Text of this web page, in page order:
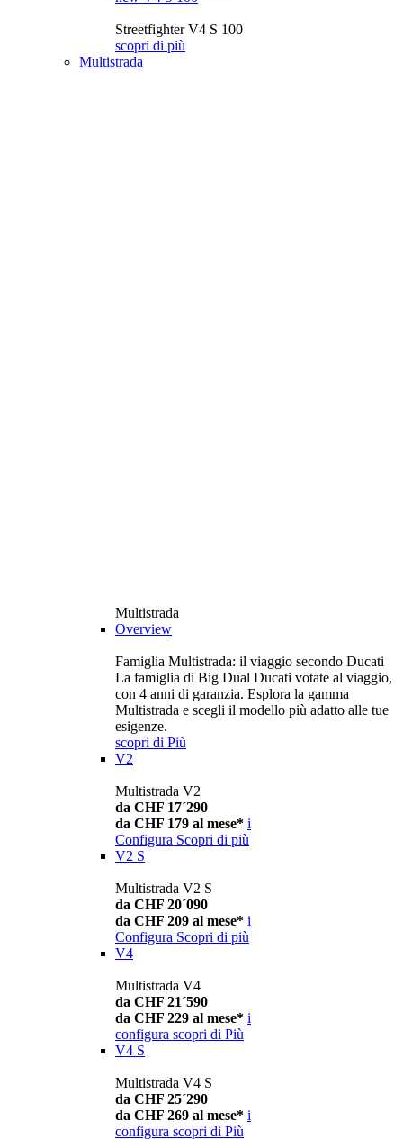
Streetfighter V4 S 100
scopri di più
Multistrada
Multistrada
Overview
Famiglia Multistrada: il viaggio secondo Ducati
La famiglia di Big Dual Ducati votate al viaggio,
con 4 anni di garanzia. Esplora la gamma
Multistrada e scegli il modello più adatto alle tue
esigenze.
scopri di Più
V2
Multistrada V2
da CHF 17´290
da CHF 179 al mese* i
Configura Scopri di più
V2 S
Multistrada V2 S
da CHF 20´090
da CHF 209 al mese* i
Configura Scopri di più
V4
Multistrada V4
da CHF 21´590
da CHF 229 al mese* i
configura scopri di Più
V4 S
Multistrada V4 S
da CHF 25´290
da CHF 269 al mese* i
configura scopri di Più